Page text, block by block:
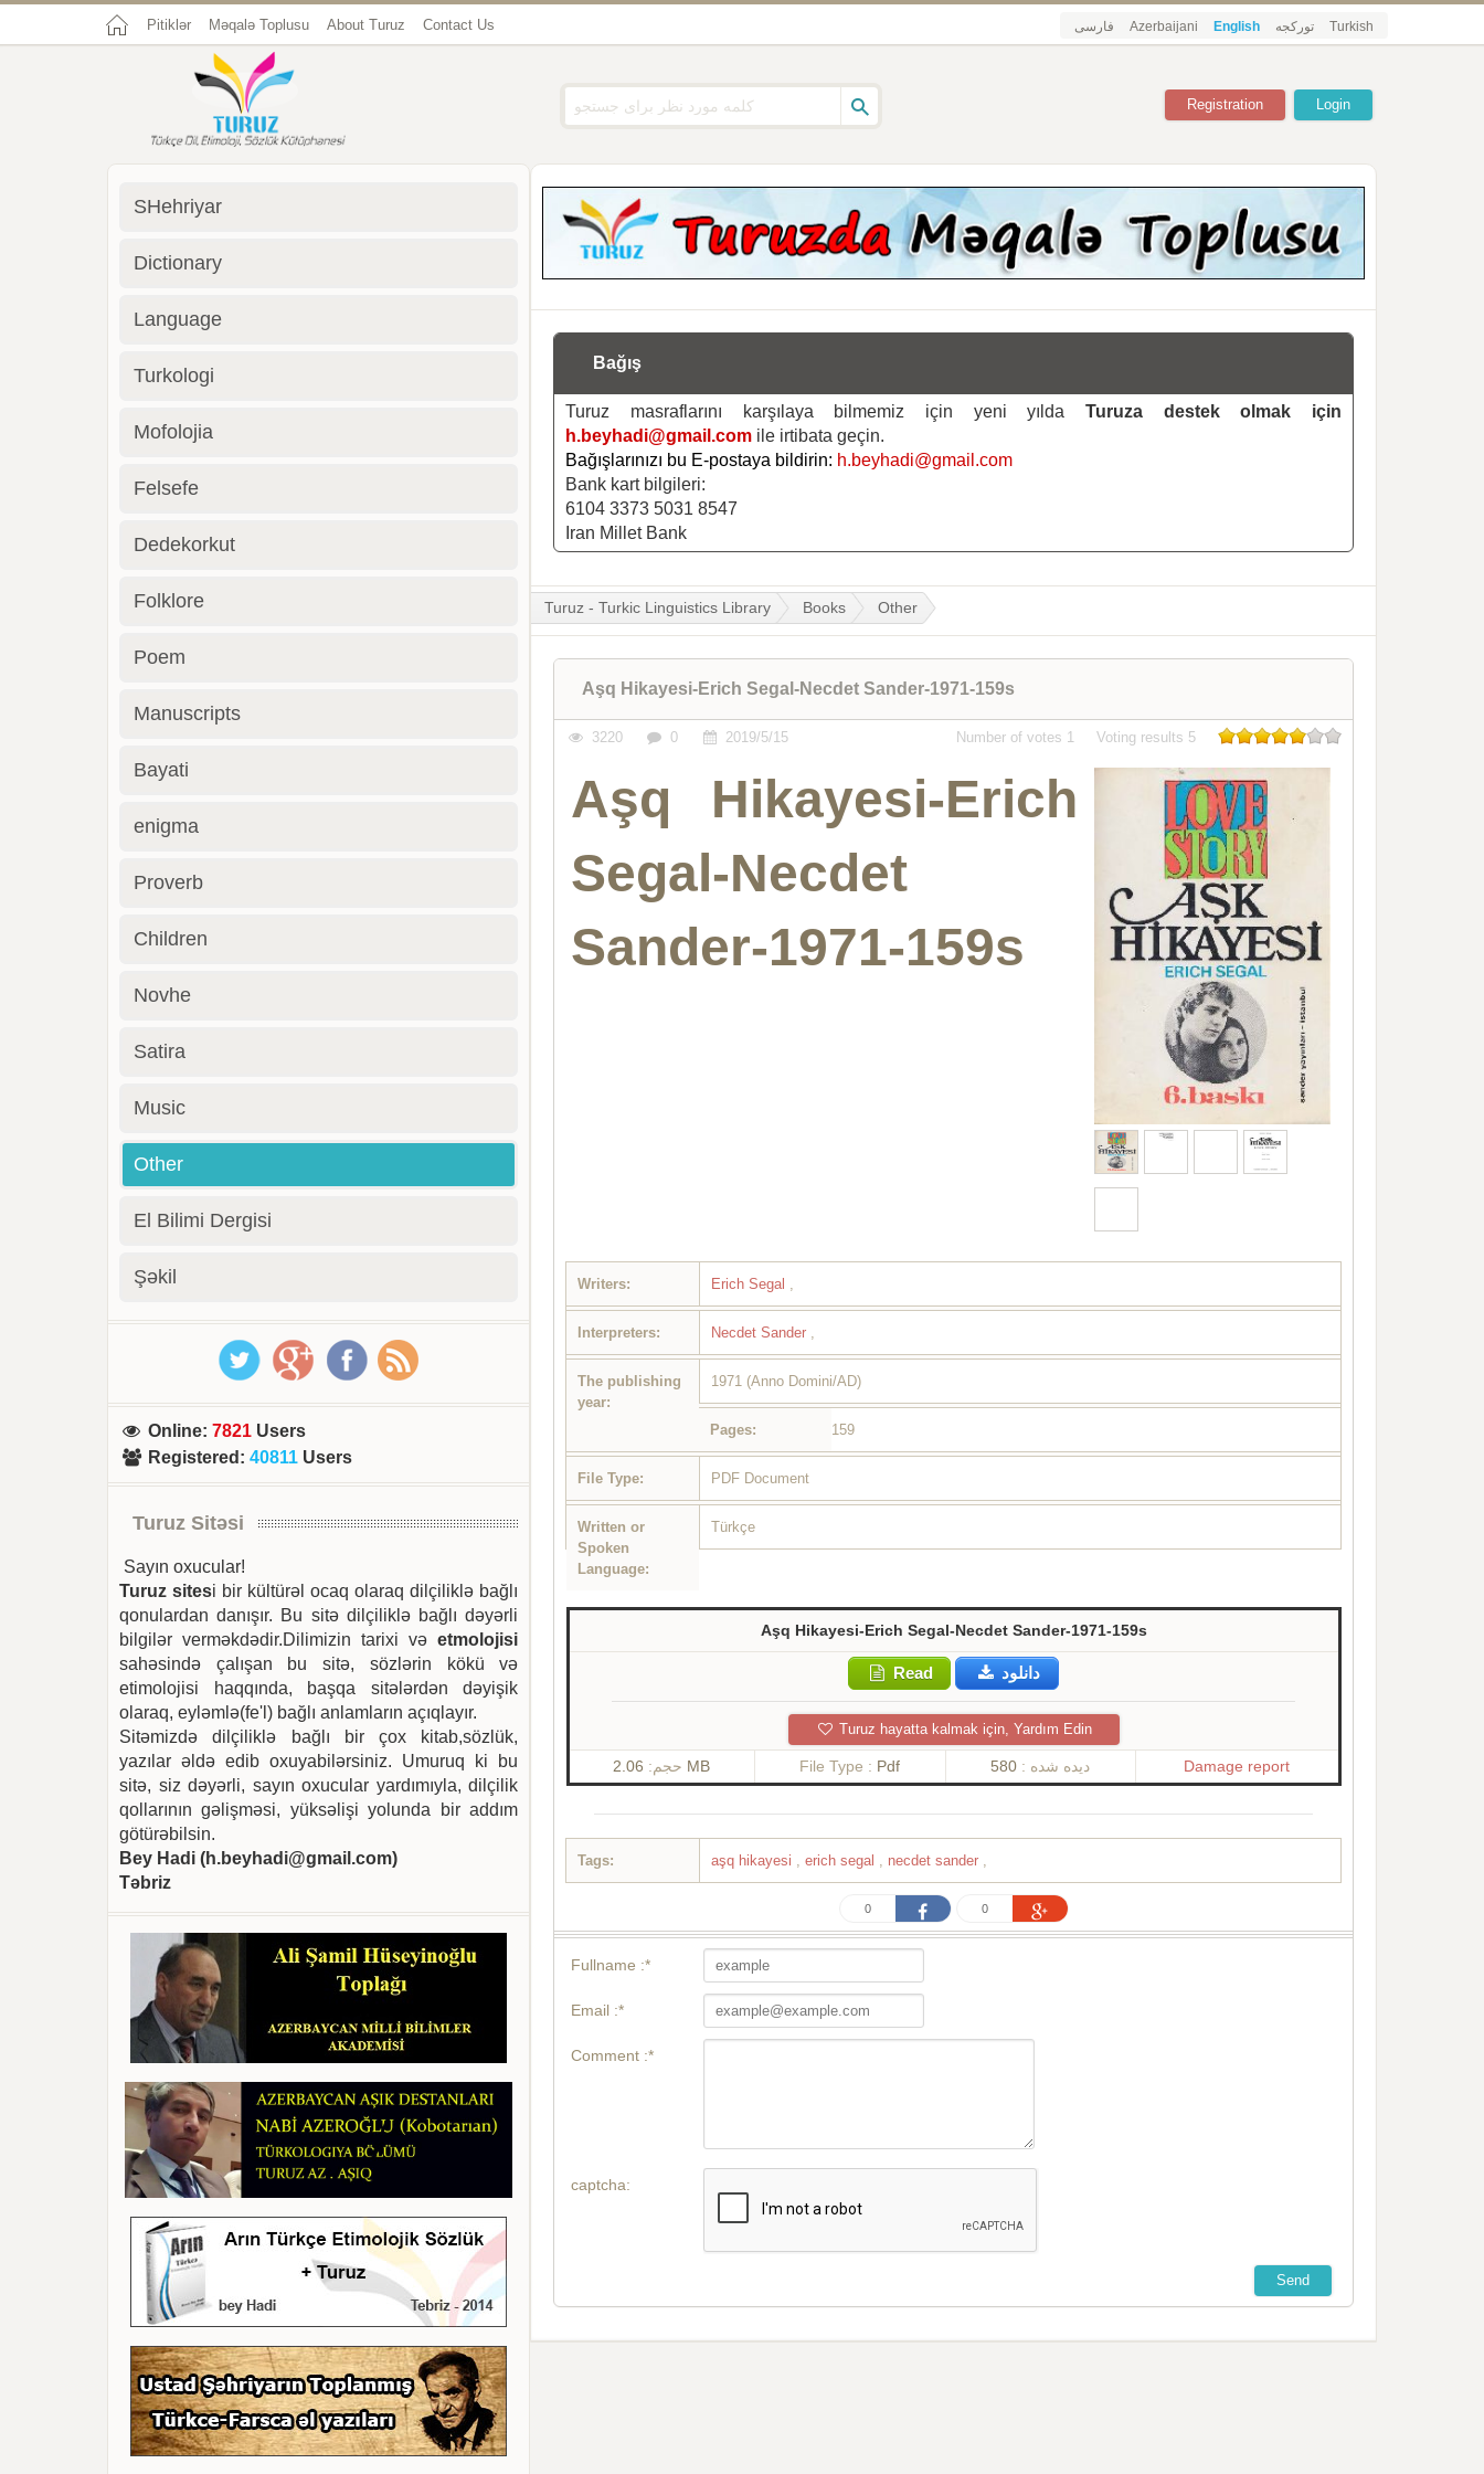
Pitiklər Məqalə Toplusu About Turuz Contact Us فارسی Azerbaijani English تورکجه Turkish
Login
Registration
Bağış
Turuz masraflarını karşılaya bilmemiz için yeni yıldaTuruza destek olmak için
h.beyhadi@gmail.com ile irtibata geçin.
Bağışlarınızı bu E-postaya bildirin: h.beyhadi@gmail.com
Bank kart bilgileri:
6104 3373 5031 8547
Iran Millet Bank
Turuz - Turkic Linguistics Library Books Other
Aşq Hikayesi-Erich Segal-Necdet Sander-1971-159s
3220 0 2019/5/15 Number of votes 1 Voting results 5
Aşq Hikayesi-Erich
Segal-Necdet
Sander-1971-159s
Writers: Erich Segal ,
Interpreters: Necdet Sander ,
The publishing
year:
1971 (Anno Domini/AD)
Pages: 159
File Type: PDF Document
Written or
Spoken
Language:
Türkçe
Aşq Hikayesi-Erich Segal-Necdet Sander-1971-159s
Read دانلود
Turuz hayatta kalmak için, Yardım Edin
حجم: 2.06 MB File Type : Pdf دیده شده : 580 Damage report
Tags: aşq hikayesi ,erich segal , necdet sander ,
0 0
Fullname :*
Email :*
Comment :*
captcha:
SHehriyar
Dictionary
Language
Turkologi
Mofolojia
Felsefe
Dedekorkut
Folklore
Poem
Manuscripts
Bayati
enigma
Proverb
Children
Novhe
Satira
Music
Other
El Bilimi Dergisi
Şəkil
Online:7821 Users
Registered :40811 Users
Turuz Sitəsi
Sayın oxucular!
Turuz sitesi bir kültürəl ocaq olaraq dilçiliklə bağlı
qonulardan danışır. Bu sitə dilçiliklə bağlı dəyərli
bilgilər verməkdədir.Dilimizin tarixi vəetmolojisi
sahəsində çalışan bu sitə, sözlərin kökü və
etimolojisi haqqında, başqa sitələrdən dəyişik
olaraq, eyləmlə(fe'l) bağlı anlamların açıqlayır.
Sitəmizdə dilçiliklə bağlı bir çox kitab,sözlük,
yazılar əldə edib oxuyabilərsiniz. Umuruq ki bu
sitə, siz dəyərli, sayın oxucular yardımıyla, dilçilik
qollarının gəlişməsi, yüksəlişi yolunda bir addım
götürəbilsin.
Bey Hadi (h.beyhadi@gmail.com)
Təbriz